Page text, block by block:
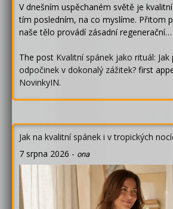
V dnešním uspěchaném světě je
tím posledním, na co myslíme. Přitom
naše tělo provádí zásadní regenerační…
The post Kvalitní spánek jako rituál:
odpočinek v dokonalý zážitek? first
NovinkyIN.
Jak na kvalitní spánek i v tropických
7 srpna 2026 - ona